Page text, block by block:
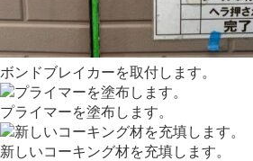
ボンドブレイカーを取付します。
プライマーを塗布します。
新しいコーキング材を充填します。